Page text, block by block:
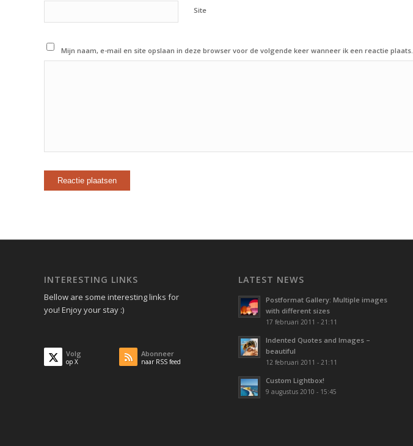
Site
Mijn naam, e-mail en site opslaan in deze browser voor de volgende keer wanneer ik een reactie plaats.
INTERESTING LINKS
Bellow are some interesting links for
you! Enjoy your stay :)
Volg
op X
Abonneer
naar RSS feed
LATEST NEWS
Postformat Gallery: Multiple images
with different sizes
17 februari 2011 - 21:11
Indented Quotes and Images –
beautiful
12 februari 2011 - 21:11
Custom Lightbox!
9 augustus 2010 - 15:45